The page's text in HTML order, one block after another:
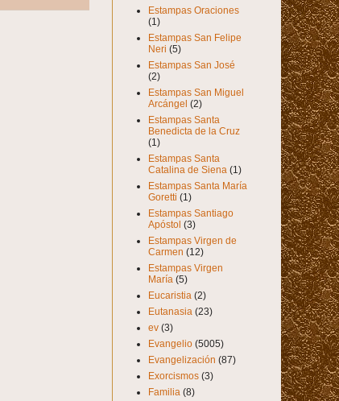
Estampas Oraciones
(1)
Estampas San Felipe
Neri (5)
Estampas San José
(2)
Estampas San Miguel
Arcángel (2)
Estampas Santa
Benedicta de la Cruz
(1)
Estampas Santa
Catalina de Siena (1)
Estampas Santa María
Goretti (1)
Estampas Santiago
Apóstol (3)
Estampas Virgen de
Carmen (12)
Estampas Virgen
María (5)
Eucaristia (2)
Eutanasia (23)
ev (3)
Evangelio (5005)
Evangelización (87)
Exorcismos (3)
Familia (8)